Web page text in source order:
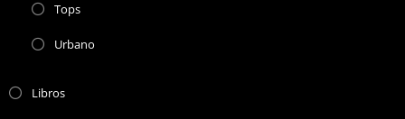
Tops
Urbano
Libros